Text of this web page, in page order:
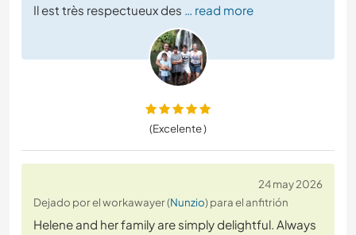
Il est très respectueux des … read more
(Excelente )
24 may 2026
Dejado por el workawayer (Nunzio) para el anfitrión
Helene and her family are simply delightful. Always